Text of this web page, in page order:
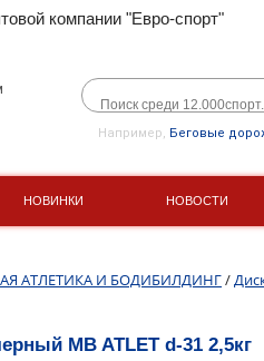
компании "Евро-спорт"
Например, Беговые
НОВИНКИ НОВОСТИ
АТЛЕТИКА И БОДИБИЛДИНГ/
MB ATLET d-31 2,5кг